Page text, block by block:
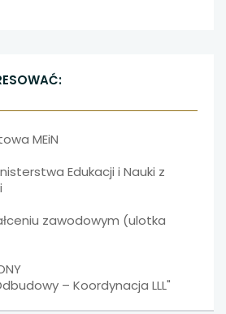
MEiN
Edukacji i Nauki z
zawodowym (ulotka
– Koordynacja LLL"